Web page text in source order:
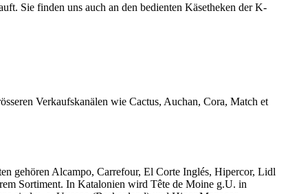
Sie finden uns auch an den bedienten Käsetheken der K-
Verkaufskanälen wie Cactus, Auchan, Cora, Match et
gehören Alcampo, Carrefour, El Corte Inglés, Hipercor, Lidl
Sortiment. In Katalonien wird Tête de Moine g.U. in